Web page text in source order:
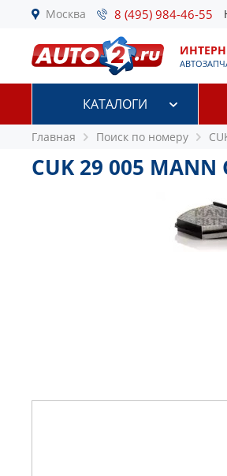
Москва 8 (495) 984-46-55
КАТАЛОГИ
Главная Поиск по номеру
CUK 29 005